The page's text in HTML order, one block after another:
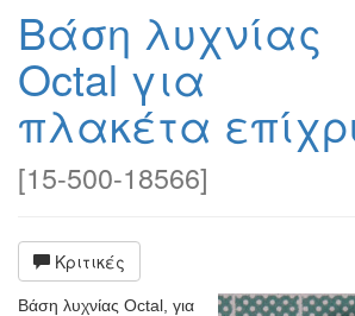
Βάση λυχνίας
Octal για
πλακέτα
[15-500-18566]
Κριτικές
Βάση λυχνίας Octal, για